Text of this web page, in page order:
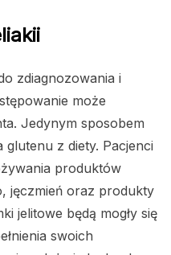
zdiagnozowania i
może
Jedynym sposobem
glutenu z diety. Pacjenci
produktów
jęczmień oraz produkty
jelitowe będą mogły się
swoich